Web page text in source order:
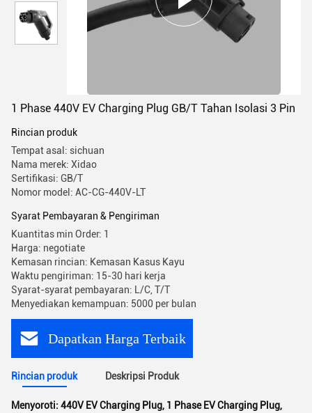
1 Phase 440V EV Charging Plug GB/T Tahan Isolasi 3 Pin
Rincian produk
Tempat asal: sichuan
Nama merek: Xidao
Sertifikasi: GB/T
Nomor model: AC-CG-440V-LT
Syarat Pembayaran & Pengiriman
Kuantitas min Order: 1
Harga: negotiate
Kemasan rincian: Kemasan Kasus Kayu
Waktu pengiriman: 15-30 hari kerja
Syarat-syarat pembayaran: L/C, T/T
Menyediakan kemampuan: 5000 per bulan
Dapatkan Harga Terbaik
Rincian produk Deskripsi Produk
Menyoroti: 440V EV Charging Plug, 1 Phase EV Charging Plug,